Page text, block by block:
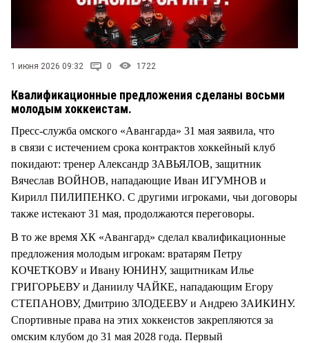
1 июня 2026 09:32 0 1722
Квалификационные предложения сделаны восьми
молодым хоккеистам.
Пресс-служба омского «Авангарда» 31 мая заявила, что
в связи с истечением срока контрактов хоккейный клуб
покидают: тренер Александр ЗАВЬЯЛОВ, защитник
Вячеслав ВОЙНОВ, нападающие Иван ИГУМНОВ и
Кирилл ПИЛИПЕНКО. С другими игроками, чьи договоры
также истекают 31 мая, продолжаются переговоры.
В то же время ХК «Авангард» сделал квалификационные
предложения молодым игрокам: вратарям Петру
КОЧЕТКОВУ и Ивану ЮНИНУ, защитникам Илье
ГРИГОРЬЕВУ и Даниилу ЧАЙКЕ, нападающим Егору
СТЕПАНОВУ, Дмитрию ЗЛОДЕЕВУ и Андрею ЗАИКИНУ.
Спортивные права на этих хоккеистов закрепляются за
омским клубом до 31 мая 2028 года. Первый